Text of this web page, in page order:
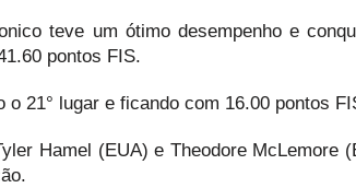
teve um ótimo desempenho e
pontos FIS.
21° lugar e ficando com 16.00 pontos
Hamel (EUA) e Theodore McLemore